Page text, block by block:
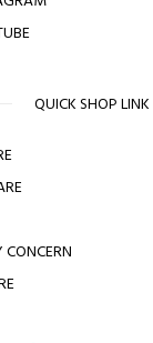
QUICK SHOP LINK